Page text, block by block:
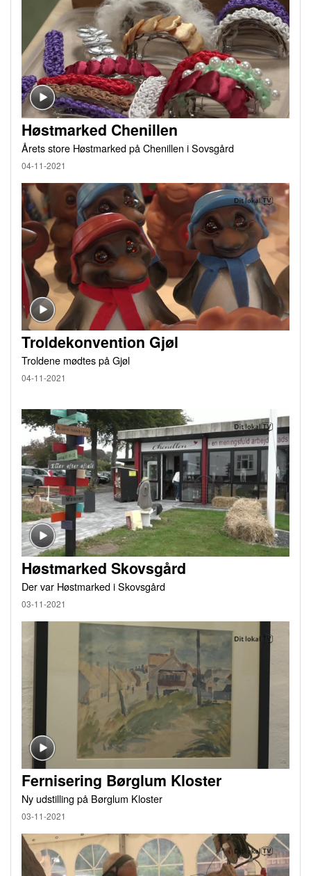
Høstmarked Chenillen
Årets store Høstmarked på Chenillen i Sovsgård
04-11-2021
Troldekonvention Gjøl
Troldene mødtes på Gjøl
04-11-2021
Høstmarked Skovsgård
Der var Høstmarked i Skovsgård
03-11-2021
Fernisering Børglum Kloster
Ny udstilling på Børglum Kloster
03-11-2021